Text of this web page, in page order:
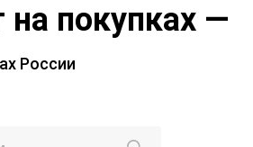
покупках —
России